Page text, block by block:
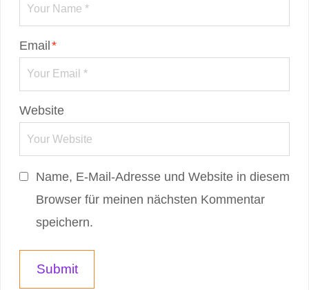
Email*
Website
Name, E-Mail-Adresse und Website in diesem
Browser für meinen nächsten Kommentar
speichern.